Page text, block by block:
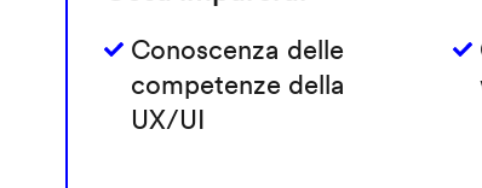
Conoscenza delle
competenze della
UX/UI